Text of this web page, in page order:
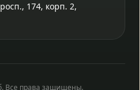
174, корп. 2,
Все права защищены.